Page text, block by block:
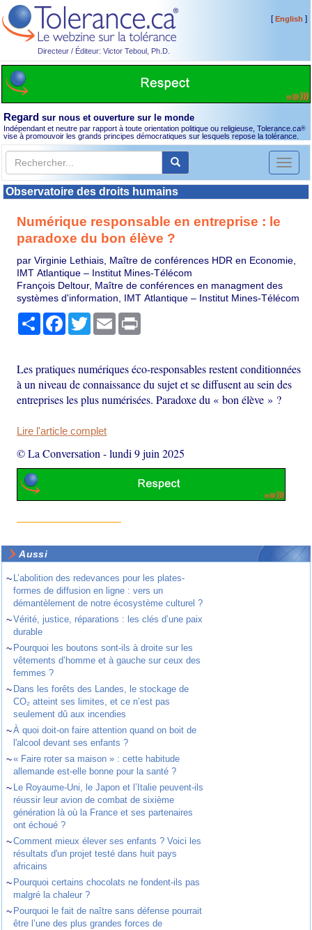
Directeur / Éditeur: Victor Teboul, Ph.D.
[English ]
Regard sur nous et ouverture sur le monde
Indépendant et neutre par rapport à toute orientation politique ou religieuse, Tolerance.ca®
vise à promouvoir les grands principes démocratiques sur lesquels repose la tolérance.
Toggle
Observatoire des droits humains
Numérique responsable en entreprise : le
paradoxe du bon élève ?
par Virginie Lethiais, Maître de conférences HDR en Economie,
IMT Atlantique – Institut Mines-Télécom
François Deltour, Maître de conférences en managment des
systèmes d'information, IMT Atlantique – Institut Mines-Télécom
PartagerFacebook
TwitterEmail
Les pratiques numériques éco-responsables restent conditionnées
à un niveau de connaissance du sujet et se diffusent au sein des
entreprises les plus numérisées. Paradoxe du « bon élève » ?
Lire l'article complet
© La Conversation -lundi 9 juin 2025
Aussi
~ L’abolition des redevances pour les plates-
formes de diffusion en ligne : vers un
démantèlement de notre écosystème culturel ?
~Vérité, justice, réparations : les clés d’une paix
durable
~ Pourquoi les boutons sont-ils à droite sur les
vêtements d’homme et à gauche sur ceux des
femmes ?
~ Dans les forêts des Landes, le stockage de
CO₂ atteint ses limites, et ce n’est pas
seulement dû aux incendies
~À quoi doit-on faire attention quand on boit de
l'alcool devant ses enfants ?
~« Faire roter sa maison » : cette habitude
allemande est-elle bonne pour la santé ?
~ Le Royaume-Uni, le Japon et l’Italie peuvent-ils
réussir leur avion de combat de sixième
génération là où la France et ses partenaires
ont échoué ?
~Comment mieux élever ses enfants ? Voici les
résultats d'un projet testé dans huit pays
africains
~ Pourquoi certains chocolats ne fondent-ils pas
malgré la chaleur ?
~ Pourquoi le fait de naître sans défense pourrait
être l’une des plus grandes forces de